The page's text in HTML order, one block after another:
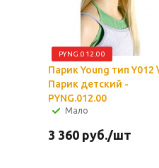
PYNG.012.00
Парик Young тип Y012 \
Парик детский -
PYNG.012.00
Мало
3 360руб./шт